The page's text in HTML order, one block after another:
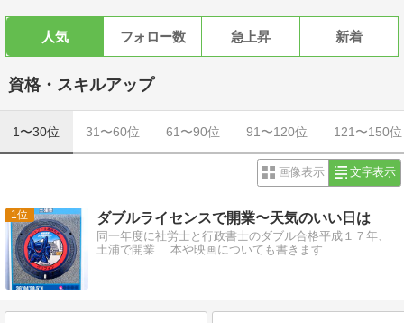
人気 フォロー数 急上昇 新着
資格・スキルアップ
1〜30位 31〜60位 61〜90位 91〜120位 121〜150位
画像表示 文字表示
1 ダブルライセンスで開業〜天気のいい日は
同一年度に社労士と行政書士のダブル合格平成１７年、
土浦で開業 本や映画についても書きます